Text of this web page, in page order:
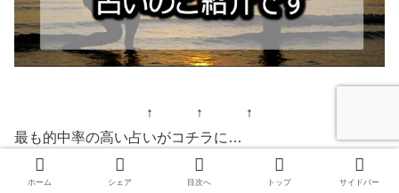
↑ ↑ ↑
最も的中率の高い占いがコチラに…
ホーム シェア 目次へ トップ サイドバー